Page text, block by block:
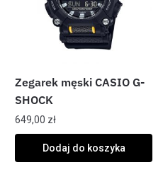
Zegarek męski CASIO G-
SHOCK
649,00 zł
Dodaj do koszyka